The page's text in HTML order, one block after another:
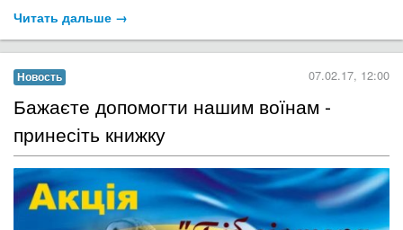
Читать дальше →
Новость 07.02.17, 12:00
Бажаєте допомогти нашим воїнам -
принесіть книжку